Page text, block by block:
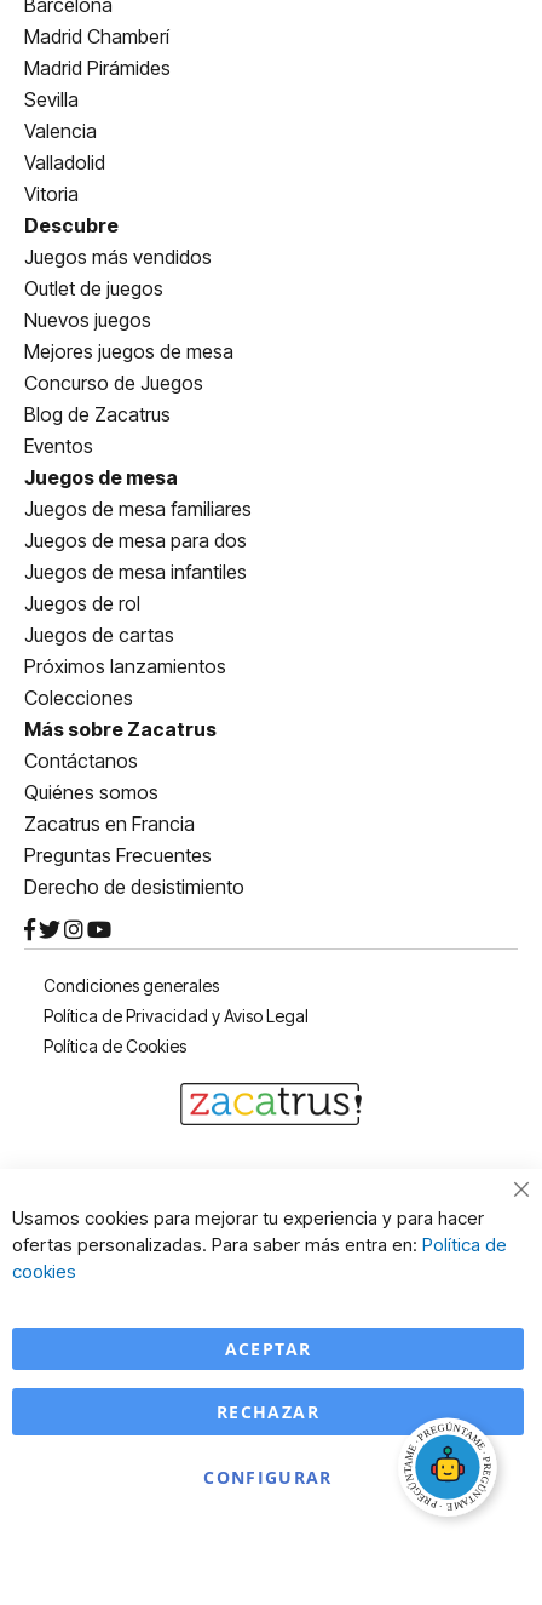
Barcelona
Madrid Chamberí
Madrid Pirámides
Sevilla
Valencia
Valladolid
Vitoria
Descubre
Juegos más vendidos
Outlet de juegos
Nuevos juegos
Mejores juegos de mesa
Concurso de Juegos
Blog de Zacatrus
Eventos
Juegos de mesa
Juegos de mesa familiares
Juegos de mesa para dos
Juegos de mesa infantiles
Juegos de rol
Juegos de cartas
Próximos lanzamientos
Colecciones
Más sobre Zacatrus
Contáctanos
Quiénes somos
Zacatrus en Francia
Preguntas Frecuentes
Derecho de desistimiento
Condiciones generales
Política de Privacidad y Aviso Legal
Política de Cookies
Usamos cookies para mejorar tu experiencia y para hacer
ofertas personalizadas. Para saber más entra en: Política de
cookies
ACEPTAR
CONFIGURAR
RECHAZAR